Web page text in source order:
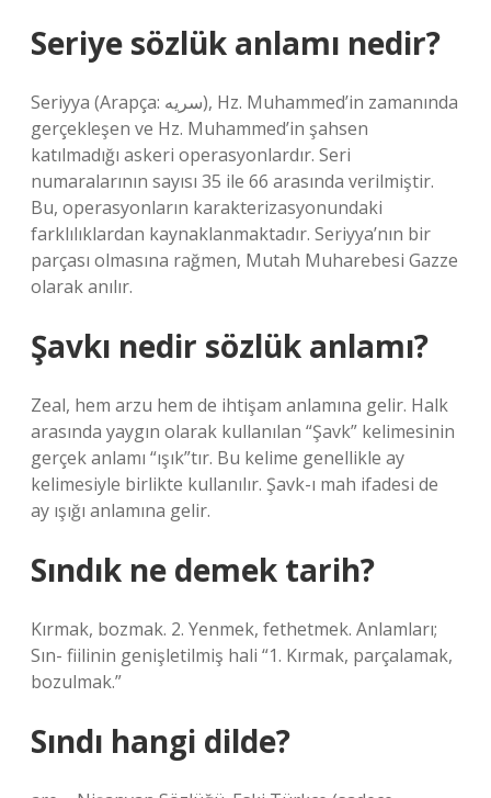
Seriye sözlük anlamı nedir?
Seriyya (Arapça: سریه), Hz. Muhammed’in zamanında
gerçekleşen ve Hz. Muhammed’in şahsen
katılmadığı askeri operasyonlardır. Seri
numaralarının sayısı 35 ile 66 arasında verilmiştir.
Bu, operasyonların karakterizasyonundaki
farklılıklardan kaynaklanmaktadır. Seriyya’nın bir
parçası olmasına rağmen, Mutah Muharebesi Gazze
olarak anılır.
Şavkı nedir sözlük anlamı?
Zeal, hem arzu hem de ihtişam anlamına gelir. Halk
arasında yaygın olarak kullanılan “Şavk” kelimesinin
gerçek anlamı “ışık”tır. Bu kelime genellikle ay
kelimesiyle birlikte kullanılır. Şavk-ı mah ifadesi de
ay ışığı anlamına gelir.
Sındık ne demek tarih?
Kırmak, bozmak. 2. Yenmek, fethetmek. Anlamları;
Sın- fiilinin genişletilmiş hali “1. Kırmak, parçalamak,
bozulmak.”
Sındı hangi dilde?